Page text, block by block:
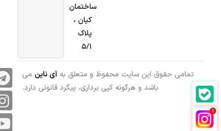
ساختمان
کیان ،
پلاک
۵/۱
تمامی حقوق این سایت محفوظ و متعلق به آی ناین می
باشد و هرگونه کپی برداری، پیگرد قانونی دارد.